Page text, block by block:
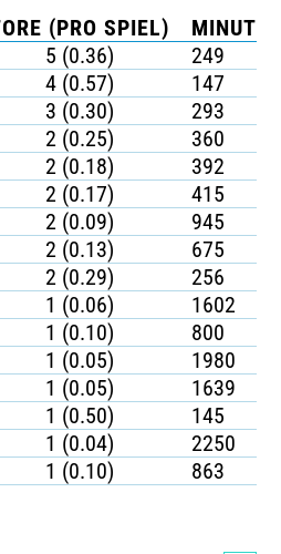
(PRO SPIEL)
5 (0.36)
249
4 (0.57)
147
3 (0.30)
293
2 (0.25)
360
2 (0.18)
392
2 (0.17)
415
2 (0.09)
945
2 (0.13)
675
2 (0.29)
256
1 (0.06)
1602
1 (0.10)
800
1 (0.05)
1980
1 (0.05)
1639
1 (0.50)
145
1 (0.04)
2250
1 (0.10) 863